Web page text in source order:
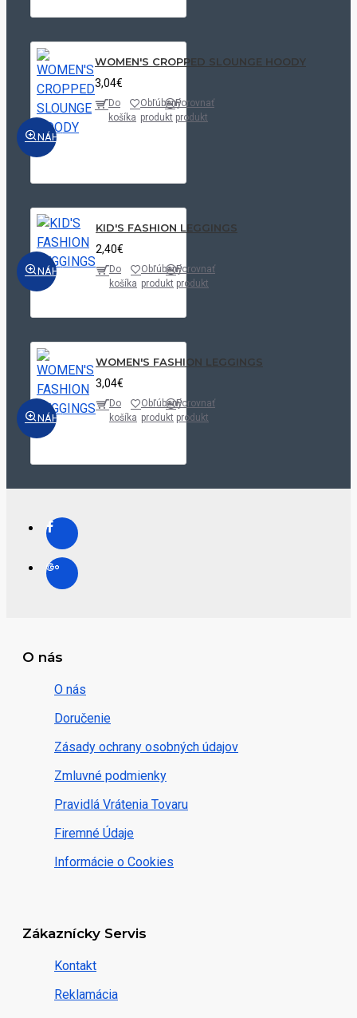
NÁHĽAD
WOMEN'S CROPPED SLOUNGE HOODY
3,04€
Do
košíka
Obľúbený
produkt
Porovnať
produkt
NÁHĽAD
KID'S FASHION LEGGINGS
2,40€
Do
košíka
Obľúbený
produkt
Porovnať
produkt
NÁHĽAD
WOMEN'S FASHION LEGGINGS
3,04€
Do
košíka
Obľúbený
produkt
Porovnať
produkt
O nás
O nás
Doručenie
Zásady ochrany osobných údajov
Zmluvné podmienky
Pravidlá Vrátenia Tovaru
Firemné Údaje
Informácie o Cookies
Zákaznícky Servis
Kontakt
Reklamácia